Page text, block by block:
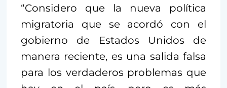
“Considero que la nueva política
migratoria que se acordó con el
gobierno de Estados Unidos de
manera reciente, es una salida falsa
para los verdaderos problemas que